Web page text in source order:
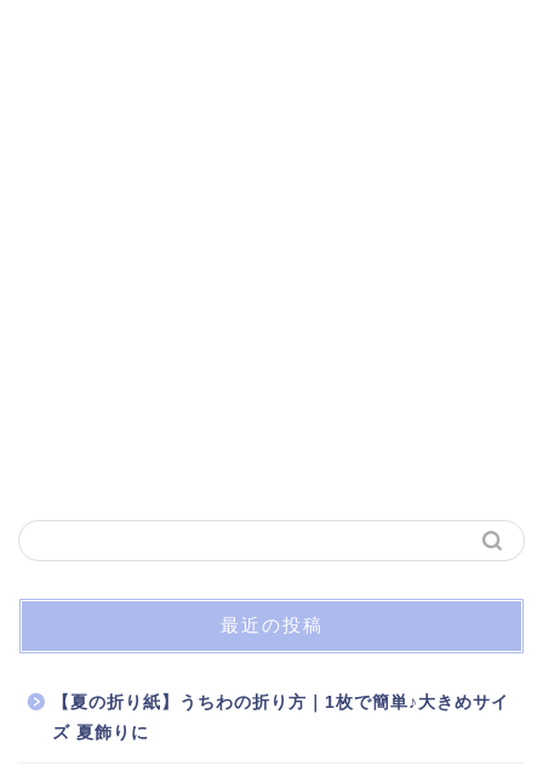
最近の投稿
【夏の折り紙】うちわの折り方｜1枚で簡単♪大きめサイ
ズ 夏飾りに